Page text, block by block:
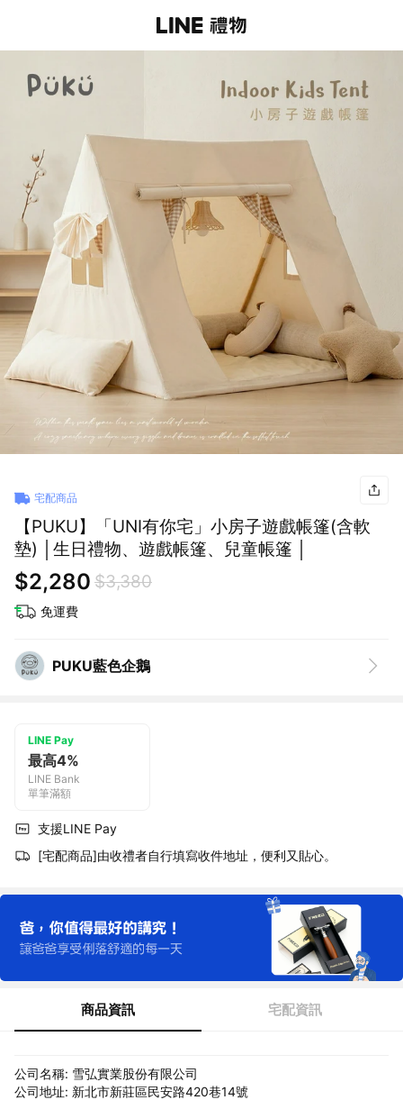
宅配商品
【PUKU】「UNI有你宅」小房子遊戲帳篷(含軟
墊) │生日禮物、遊戲帳篷、兒童帳篷 │
$2,280 $3,380
免運費
PUKU藍色企鵝
LINE Pay
最高4%
LINE Bank
單筆滿額
支援LINE Pay
[宅配商品]由收禮者自行填寫收件地址，便利又貼心。
商品資訊 宅配資訊
公司名稱: 雪弘實業股份有限公司
公司地址: 新北市新莊區民安路420巷14號